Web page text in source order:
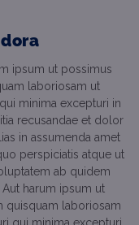
ipsum ut possimus
laboriosam ut
minima excepturi in
recusandae et dolor
in assumenda amet
perspiciatis atque ut
ab quidem
harum ipsum ut
quisquam laboriosam